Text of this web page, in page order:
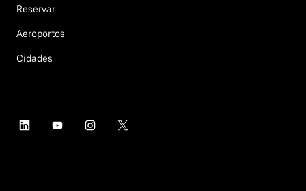
Reservar
Aeroportos
Cidades